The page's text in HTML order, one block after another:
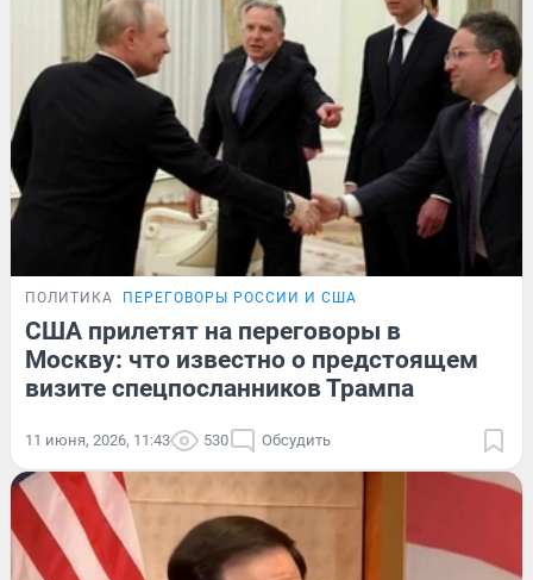
ПОЛИТИКА ПЕРЕГОВОРЫ РОССИИ И США
США прилетят на переговоры в
Москву: что известно о предстоящем
визите спецпосланников Трампа
11 июня, 2026, 11:43 530 Обсудить